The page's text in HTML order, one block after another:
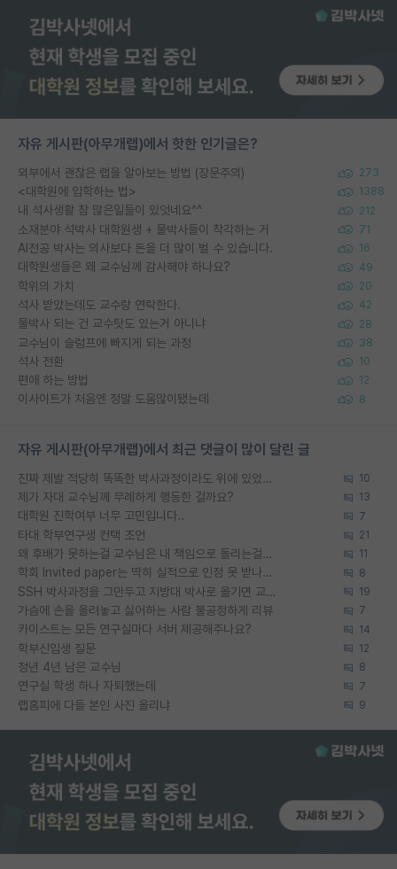
자유 게시판(아무개랩)에서 핫한 인기글은?
외부에서 괜찮은 랩을 알아보는 방법 (장문주의) 273
<대학원에 입학하는 법> 1388
내 석사생활 참 많은일들이 있엇네요^^ 212
소재분야 석박사 대학원생 + 물박사들이 착각하는 거 71
AI전공 박사는 의사보다 돈을 더 많이 벌 수 있습니다. 16
대학원생들은 왜 교수님께 감사해야 하나요? 49
학위의 가치 20
석사 받았는데도 교수랑 연락한다. 42
물박사 되는 건 교수탓도 있는거 아니냐 28
교수님이 슬럼프에 빠지게 되는 과정 38
석사 전환 10
편애 하는 방법 12
이사이트가 처음엔 정말 도움많이됐는데 8
자유 게시판(아무개랩)에서 최근 댓글이 많이 달린 글
진짜 제발 적당히 똑똑한 박사과정이라도 위에 있었으면.. 10
제가 자대 교수님께 무례하게 행동한 걸까요? 13
대학원 진학여부 너무 고민입니다.. 7
타대 학부연구생 컨택 조언 21
왜 후배가 못하는걸 교수님은 내 책임으로 돌리는걸까요? 11
학회 Invited paper는 딱히 실적으로 인정 못 받나요? 8
SSH 박사과정을 그만두고 지방대 박사로 옮기면 교수의 꿈은 끝일까요? 19
가슴에 손을 올려놓고 싫어하는 사람 불공정하게 리뷰 7
카이스트는 모든 연구실마다 서버 제공해주나요? 14
학부신입생 질문 12
정년 4년 남은 교수님 8
연구실 학생 하나 자퇴했는데 7
랩홈피에 다들 본인 사진 올리냐 9